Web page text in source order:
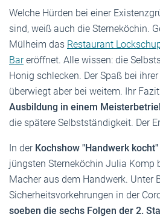
Welche Hürden bei einer
sind, weiß auch die Sterneköchin.
Mülheim das Restaurant
Bareröffnet. Alle wissen: die
Honig schlecken. Der Spaß bei
überwiegt aber bei weitem. Ihr
Ausbildung in einem
die spätere Selbstständigkeit. Der
In der Kochshow "Handwerk kocht"
jüngsten Sterneköchin Julia Komp
Macher aus dem Handwerk. Unter
Sicherheitsvorkehrungen in der
soeben die sechs Folgen der 2.